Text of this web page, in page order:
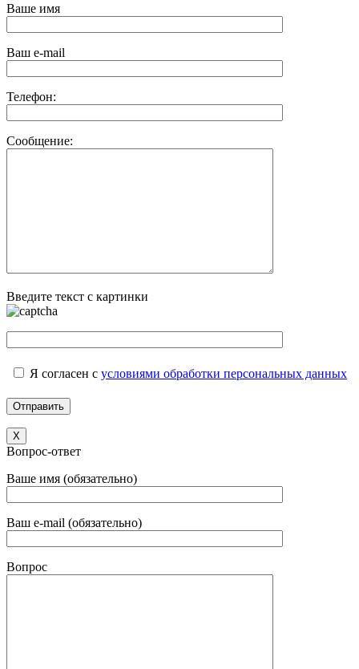
Ваше имя
Ваш e-mail
Телефон:
Сообщение:
Введите текст с картинки
Я согласен с условиями обработки персональных данных
X
Вопрос-ответ
Ваше имя (обязательно)
Ваш e-mail (обязательно)
Вопрос